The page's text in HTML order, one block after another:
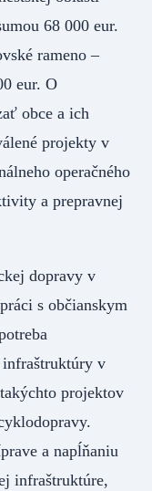
68 000 eur.
rameno –
eur. O
obce a ich
projekty v
operačného
a prepravnej
dopravy v
s občianskym
v
projektov
a napĺňaniu
infraštruktúre,